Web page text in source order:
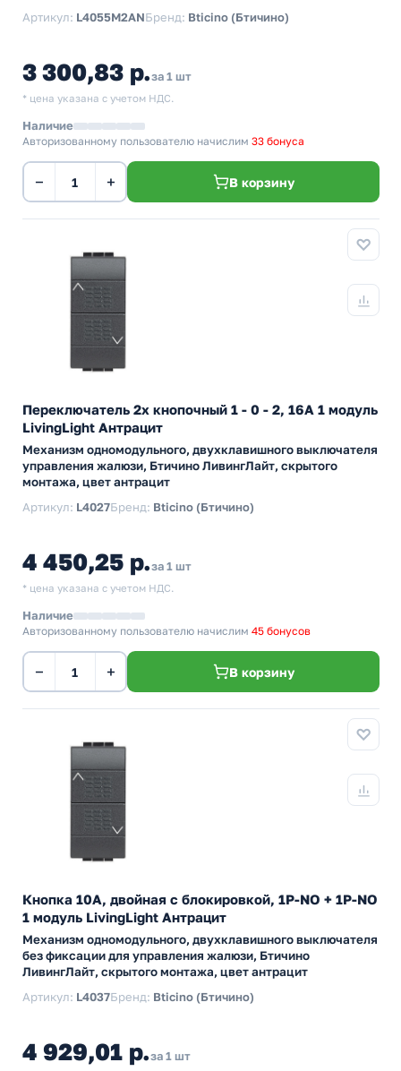
Артикул: L4055M2ANБренд: Bticino (Бтичино)
3 300,83 р.за 1 шт
* цена указана с учетом НДС.
Наличие
Авторизованному пользователю начислим 33 бонуса
− + В корзину
Переключатель 2х кнопочный 1 - 0 - 2, 16А 1 модуль
LivingLight Антрацит
Механизм одномодульного, двухклавишного выключателя
управления жалюзи, Бтичино ЛивингЛайт, скрытого
монтажа, цвет антрацит
Артикул: L4027Бренд: Bticino (Бтичино)
4 450,25 р.за 1 шт
* цена указана с учетом НДС.
Наличие
Авторизованному пользователю начислим 45 бонусов
− + В корзину
Кнопка 10A, двойная с блокировкой, 1P-NO + 1P-NO
1 модуль LivingLight Антрацит
Механизм одномодульного, двухклавишного выключателя
без фиксации для управления жалюзи, Бтичино
ЛивингЛайт, скрытого монтажа, цвет антрацит
Артикул: L4037Бренд: Bticino (Бтичино)
4 929,01 р.за 1 шт